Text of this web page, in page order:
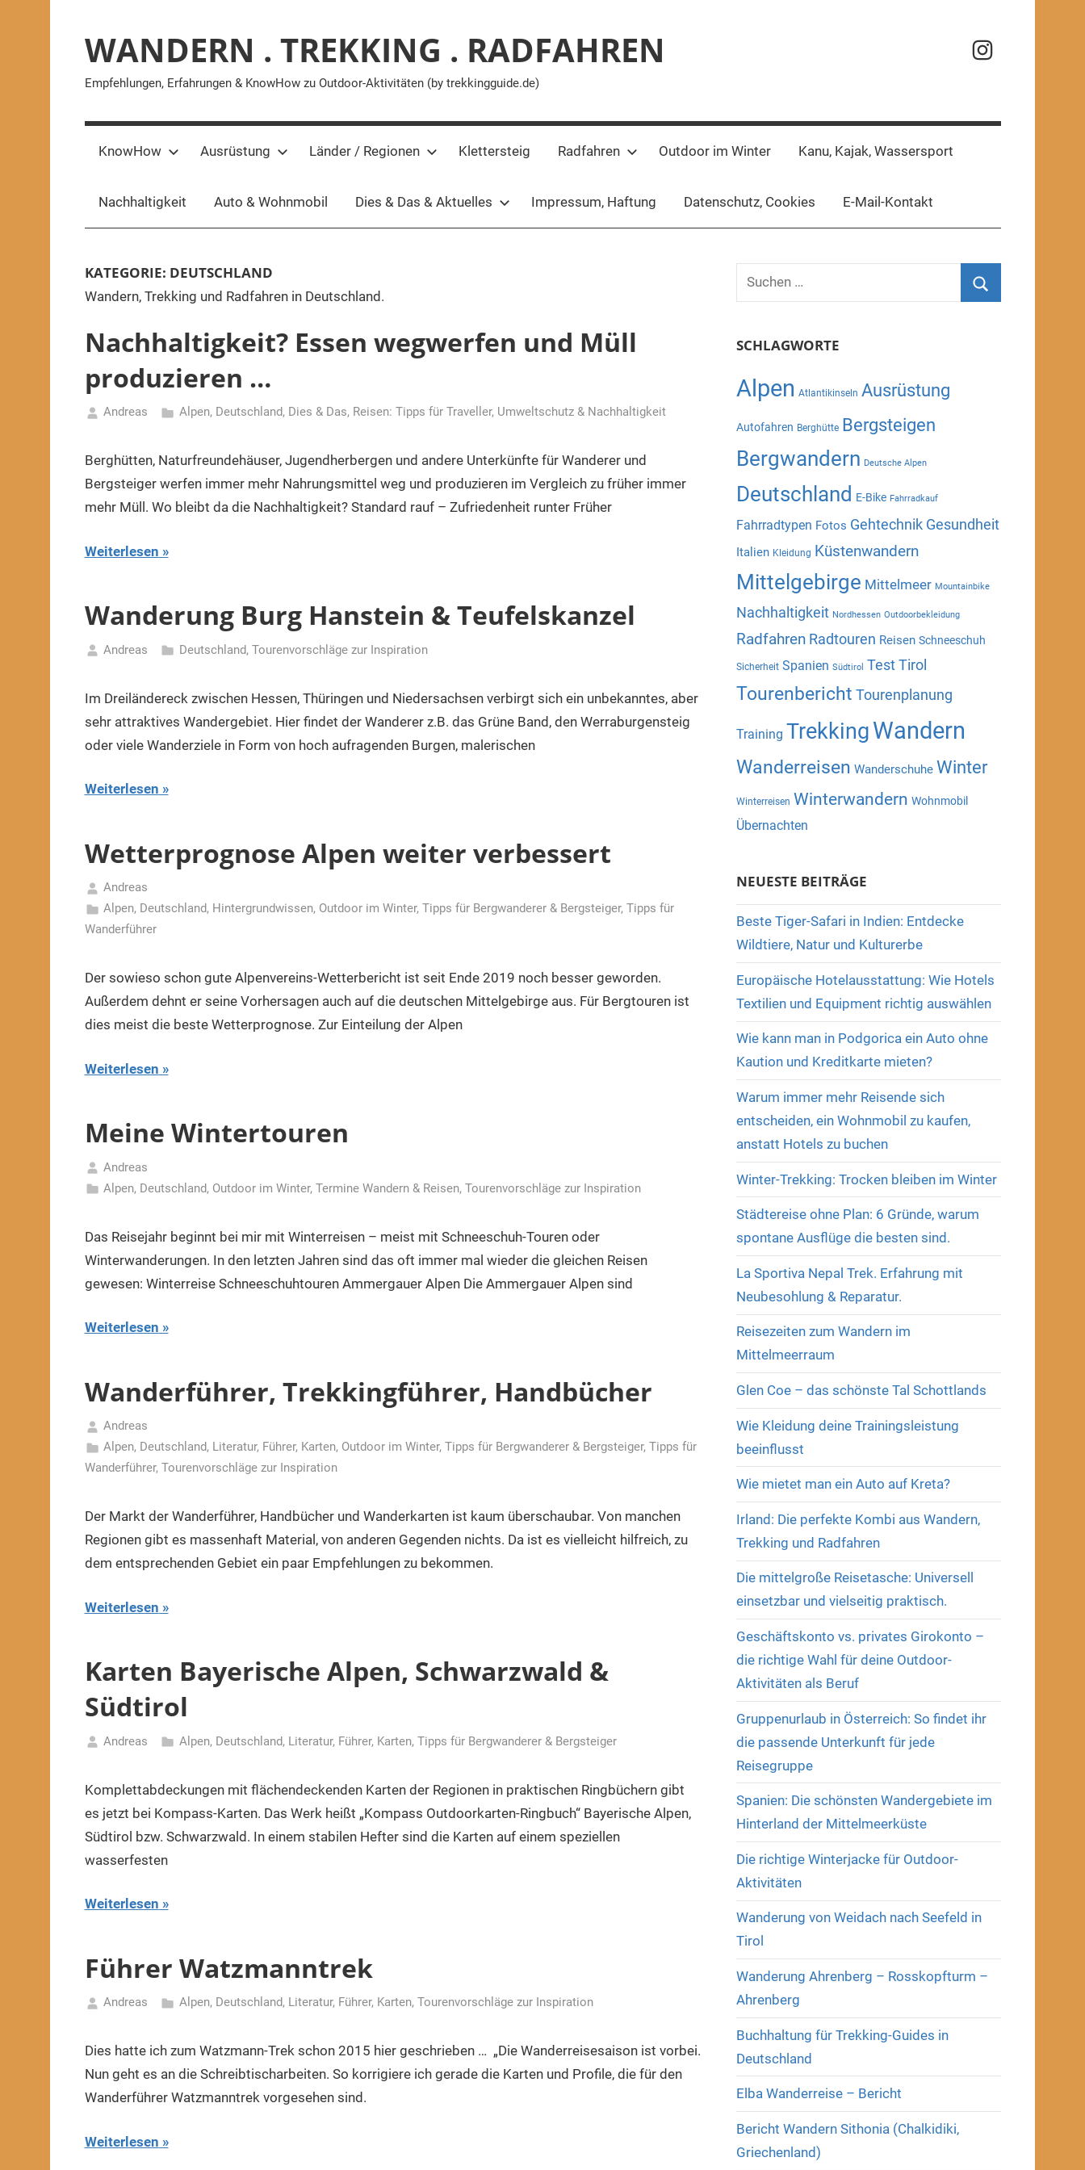
WANDERN . TREKKING . RADFAHREN
Empfehlungen, Erfahrungen & KnowHow zu Outdoor-Aktivitäten (by trekkingguide.de)
Reisefotos
KnowHow Ausrüstung Länder / Regionen Klettersteig Radfahren Outdoor im Winter Kanu, Kajak, Wassersport
Nachhaltigkeit Auto & Wohnmobil Dies & Das & Aktuelles Impressum, Haftung Datenschutz, Cookies E-Mail-Kontakt
KATEGORIE: DEUTSCHLAND
Wandern, Trekking und Radfahren in Deutschland.
Nachhaltigkeit? Essen wegwerfen und Müll
produzieren …
Dezember
Andreas Alpen, Deutschland, Dies & Das, Reisen: Tipps für Traveller, Umweltschutz & Nachhaltigkeit
Berghütten, Naturfreundehäuser, Jugendherbergen und andere Unterkünfte für Wanderer und
Bergsteiger werfen immer mehr Nahrungsmittel weg und produzieren im Vergleich zu früher immer
mehr Müll. Wo bleibt da die Nachhaltigkeit? Standard rauf – Zufriedenheit runter Früher
Weiterlesen
Wanderung Burg Hanstein & Teufelskanzel
Dezember
2019
Andreas Deutschland, Tourenvorschläge zur Inspiration
Im Dreiländereck zwischen Hessen, Thüringen und Niedersachsen verbirgt sich ein unbekanntes, aber
sehr attraktives Wandergebiet. Hier findet der Wanderer z.B. das Grüne Band, den Werraburgensteig
oder viele Wanderziele in Form von hoch aufragenden Burgen, malerischen
Weiterlesen
Wetterprognose Alpen weiter verbessert
8.
Dezember
Andreas
Alpen, Deutschland, Hintergrundwissen, Outdoor im Winter, Tipps für Bergwanderer & Bergsteiger, Tipps für
Wanderführer
Der sowieso schon gute Alpenvereins-Wetterbericht ist seit Ende 2019 noch besser geworden.
Außerdem dehnt er seine Vorhersagen auch auf die deutschen Mittelgebirge aus. Für Bergtouren ist
dies meist die beste Wetterprognose. Zur Einteilung der Alpen
Weiterlesen
Meine Wintertouren
4.
2019
Andreas
Alpen, Deutschland, Outdoor im Winter, Termine Wandern & Reisen, Tourenvorschläge zur Inspiration
Das Reisejahr beginnt bei mir mit Winterreisen – meist mit Schneeschuh-Touren oder
Winterwanderungen. In den letzten Jahren sind das oft immer mal wieder die gleichen Reisen
gewesen: Winterreise Schneeschuhtouren Ammergauer Alpen Die Ammergauer Alpen sind
Weiterlesen
Wanderführer, Trekkingführer, Handbücher
4.
November
Andreas
Alpen, Deutschland, Literatur, Führer, Karten, Outdoor im Winter, Tipps für Bergwanderer & Bergsteiger, Tipps für
Wanderführer, Tourenvorschläge zur Inspiration
Der Markt der Wanderführer, Handbücher und Wanderkarten ist kaum überschaubar. Von manchen
Regionen gibt es massenhaft Material, von anderen Gegenden nichts. Da ist es vielleicht hilfreich, zu
dem entsprechenden Gebiet ein paar Empfehlungen zu bekommen.
Weiterlesen
Karten Bayerische Alpen, Schwarzwald &
Südtirol
November
2015
Andreas Alpen, Deutschland, Literatur, Führer, Karten, Tipps für Bergwanderer & Bergsteiger
Komplettabdeckungen mit flächendeckenden Karten der Regionen in praktischen Ringbüchern gibt
es jetzt bei Kompass-Karten. Das Werk heißt „Kompass Outdoorkarten-Ringbuch“ Bayerische Alpen,
Südtirol bzw. Schwarzwald. In einem stabilen Hefter sind die Karten auf einem speziellen
wasserfesten
Weiterlesen
Führer Watzmanntrek
Oktober
Andreas Alpen, Deutschland, Literatur, Führer, Karten, Tourenvorschläge zur Inspiration
Dies hatte ich zum Watzmann-Trek schon 2015 hier geschrieben … „Die Wanderreisesaison ist vorbei.
Nun geht es an die Schreibtischarbeiten. So korrigiere ich gerade die Karten und Profile, die für den
Wanderführer Watzmanntrek vorgesehen sind.
Weiterlesen
Suchen
SCHLAGWORTE
Alpen Atlantikinseln Ausrüstung
Autofahren Berghütte Bergsteigen
Bergwandern Deutsche Alpen
Deutschland E-Bike Fahrradkauf
Fahrradtypen Fotos Gehtechnik Gesundheit
Italien Kleidung Küstenwandern
Mittelgebirge Mittelmeer Mountainbike
Nachhaltigkeit Nordhessen Outdoorbekleidung
Radfahren Radtouren Reisen Schneeschuh
Sicherheit Spanien Südtirol TestTirol
Tourenbericht Tourenplanung
Training TrekkingWandern
Wanderreisen Wanderschuhe Winter
Winterreisen Winterwandern Wohnmobil
Übernachten
NEUESTE BEITRÄGE
Beste Tiger-Safari in Indien: Entdecke
Wildtiere, Natur und Kulturerbe
Europäische Hotelausstattung: Wie Hotels
Textilien und Equipment richtig auswählen
Wie kann man in Podgorica ein Auto ohne
Kaution und Kreditkarte mieten?
Warum immer mehr Reisende sich
entscheiden, ein Wohnmobil zu kaufen,
anstatt Hotels zu buchen
Winter-Trekking: Trocken bleiben im Winter
Städtereise ohne Plan: 6 Gründe, warum
spontane Ausflüge die besten sind.
La Sportiva Nepal Trek. Erfahrung mit
Neubesohlung & Reparatur.
Reisezeiten zum Wandern im
Mittelmeerraum
Glen Coe – das schönste Tal Schottlands
Wie Kleidung deine Trainingsleistung
beeinflusst
Wie mietet man ein Auto auf Kreta?
Irland: Die perfekte Kombi aus Wandern,
Trekking und Radfahren
Die mittelgroße Reisetasche: Universell
einsetzbar und vielseitig praktisch.
Geschäftskonto vs. privates Girokonto –
die richtige Wahl für deine Outdoor-
Aktivitäten als Beruf
Gruppenurlaub in Österreich: So findet ihr
die passende Unterkunft für jede
Reisegruppe
Spanien: Die schönsten Wandergebiete im
Hinterland der Mittelmeerküste
Die richtige Winterjacke für Outdoor-
Aktivitäten
Wanderung von Weidach nach Seefeld in
Tirol
Wanderung Ahrenberg – Rosskopfturm –
Ahrenberg
Buchhaltung für Trekking-Guides in
Deutschland
Elba Wanderreise – Bericht
Bericht Wandern Sithonia (Chalkidiki,
Griechenland)